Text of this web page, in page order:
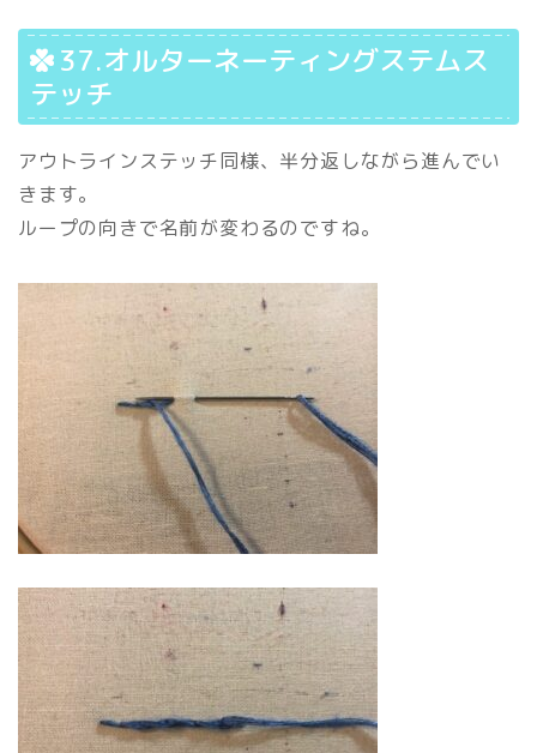
37.オルターネーティングステムス
テッチ
アウトラインステッチ同様、半分返しながら進んでい
きます。
ループの向きで名前が変わるのですね。